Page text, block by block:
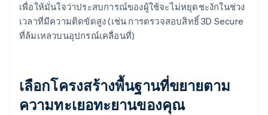
เพื่อให้มั่นใจว่าประสบการณ์ของผู้ใช้จะไม่หยุดชะงักในช่วง
เวลาที่มีความติดขัดสูง (เช่น การตรวจสอบสิทธิ์ 3D Secure
ที่ล้มเหลวบนอุปกรณ์เคลื่อนที่)
เลือกโครงสร้างพื้นฐานที่ขยายตาม
ความทะเยอทะยานของคุณ